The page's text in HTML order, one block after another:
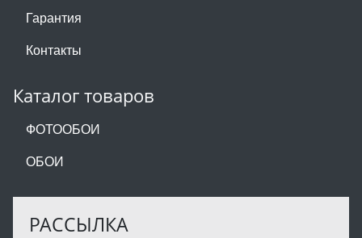
Гарантия
Контакты
Каталог товаров
ФОТООБОИ
ОБОИ
РАССЫЛКА